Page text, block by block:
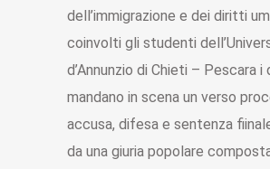
dell’immigrazione e dei diritti
coinvolti gli studenti
d’Annunzio di Chieti – Pescara i
mandano in scena un verso
accusa, difesa e sentenza
da una giuria popolare